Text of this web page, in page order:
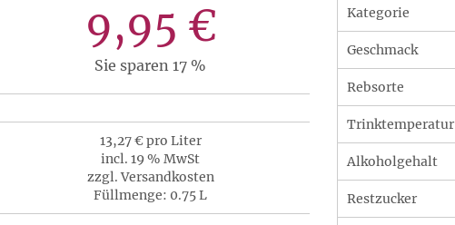
9,95 €
Sie sparen 17 %
13,27 € pro Liter
incl. 19 % MwSt
zzgl. Versandkosten
Füllmenge: 0.75 L
Kategorie
Geschmack
Rebsorte
Trinktemperatur
Alkoholgehalt
Restzucker